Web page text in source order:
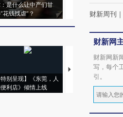
是什么让中产们甘
花钱找虐”？
粒摇头丸 尿检体内
特别呈现】《东莞，人
利店》倾情上线
【推广】走进第四
会，让数智科技“链”
财新周刊 ｜
财新网
财新网新
写，每个
引。